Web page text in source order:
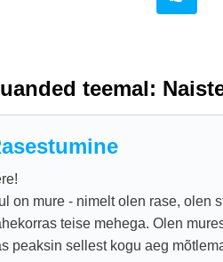
teemal:
on mure - nimelt olen rase, olen
teise mehega. Olen
peaksin sellest kogu aeg